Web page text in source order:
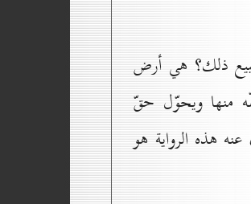
ذلك؟ هي أرض
منها ويحوّل حقّ
هذه الرواية هو